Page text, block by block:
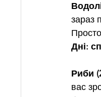
зараз
Дні:
Риби
вас